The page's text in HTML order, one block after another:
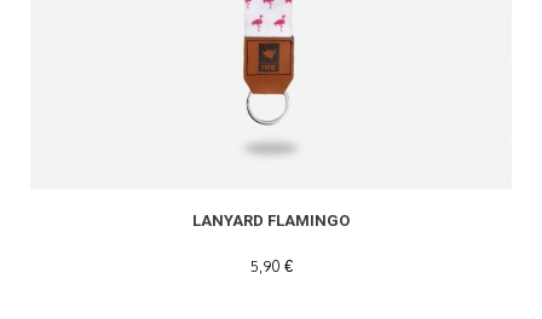
LANYARD FLAMINGO
5,90 €